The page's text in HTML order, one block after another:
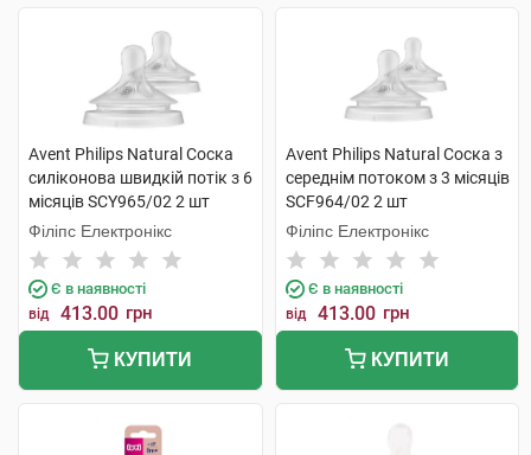
Avent Philips Natural Соска
силіконова швидкій потік з 6
місяців SCY965/02 2 шт
Філіпс Електронікс
Є в наявності
від 413.00 грн
КУПИТИ
Avent Philips Natural Соска з
середнім потоком з 3 місяців
SCF964/02 2 шт
Філіпс Електронікс
Є в наявності
від 413.00 грн
КУПИТИ